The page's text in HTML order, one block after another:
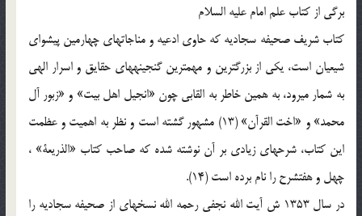
برگی از کتاب علم امام علیه السلام
کتاب شریف صحیفه سجادیه که حاوی ادعیه و مناجات‏های چهارمین پیشوای
شیعیان است، یکی از بزرگترین و مهمترین گنجینه‏های حقایق و اسرار الهی
به شمار می‏رود، به همین خاطر به القابی چون «انجیل اهل بیت‏» و «زبور آل
محمد» و «اخت القرآن‏» (13) مشهور گشته است و نظر به اهمیت و عظمت
این کتاب، شرح‏های زیادی بر آن نوشته شده که صاحب کتاب «الذریعة‏» ،
چهل و هفت‏شرح را نام برده است (14).
در سال 1353 ش آیت الله نجفی رحمه الله نسخه‏ای از صحیفه سجادیه را